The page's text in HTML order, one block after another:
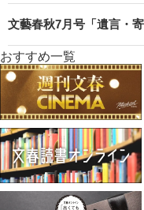
文藝春秋7月号「遺言・
おすすめ一覧